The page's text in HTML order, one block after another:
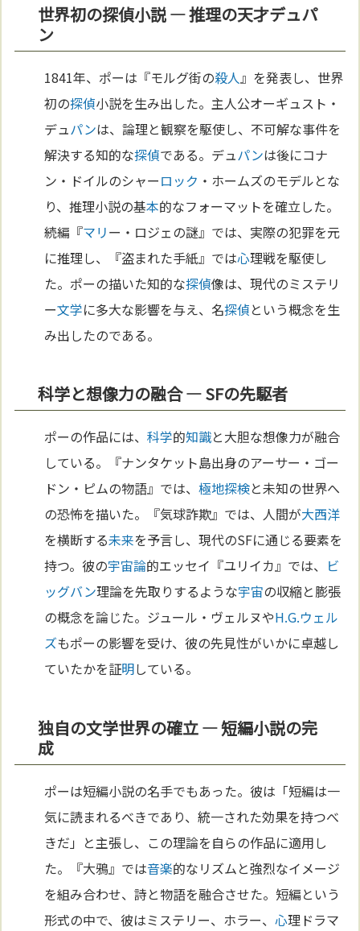
世界初の探偵小説 ― 推理の天才デュパ
ン
1841年、ポーは『モルグ街の殺人 』を発表し、世界
初の探偵小説を生み出した。主人公オーギュスト・
デュパンは、論理と観察を駆使し、不可解な事件を
解決する知的な探偵である。デュパンは後にコナ
ン・ドイルのシャーロック ・ホームズのモデルとな
り、推理小説の基本的なフォーマットを確立した。
続編『マリー・ロジェの謎』では、実際の犯罪を元
に推理し、『盗まれた手紙』では心理戦を駆使し
た。ポーの描いた知的な探偵像は、現代のミステリ
ー文学に多大な影響を与え、名探偵という概念を生
み出したのである。
科学と想像力の融合 ― SFの先駆者
ポーの作品には、科学的知識と大胆な想像力が融合
している。『ナンタケット島出身のアーサー・ゴー
ドン・ピムの物語』では、極地探検と未知の世界へ
の恐怖を描いた。『気球詐欺』では、人間が大西洋
を横断する未来を予言し、現代のSFに通じる要素を
持つ。彼の宇宙論的エッセイ『ユリイカ』では、 ビ
ッグバン理論を先取りするような宇宙の収縮と膨張
の概念を論じた。ジュール・ヴェルヌやH.G.ウェル
ズもポーの影響を受け、彼の先見性がいかに卓越し
ていたかを証明している。
独自の文学世界の確立 ― 短編小説の完
成
ポーは短編小説の名手でもあった。彼は「短編は一
気に読まれるべきであり、統一された効果を持つべ
きだ」と主張し、この理論を自らの作品に適用し
た。『大鴉』では音楽的なリズムと強烈なイメージ
を組み合わせ、詩と物語を融合させた。短編という
形式の中で、彼はミステリー、ホラー、心理ドラマ